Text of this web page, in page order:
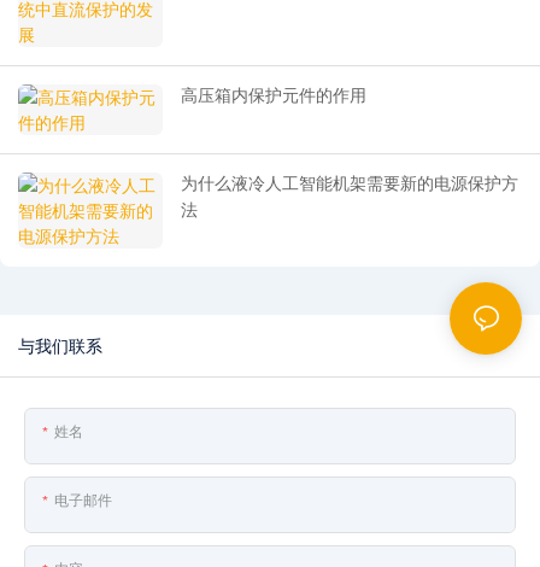
高压箱内保护元件的作用
为什么液冷人工智能机架需要新的电源保护方
法
与我们联系
姓名
电子邮件